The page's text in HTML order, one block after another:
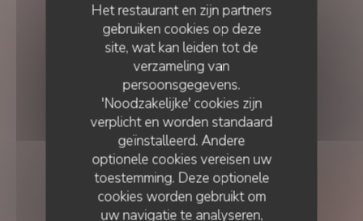
Het restaurant en zijn partners
gebruiken cookies op deze
site, wat kan leiden tot de
verzameling van
persoonsgegevens.
'Noodzakelijke' cookies zijn
verplicht en worden standaard
geïnstalleerd. Andere
optionele cookies vereisen uw
toestemming. Deze optionele
cookies worden gebruikt om
uw navigatie te analyseren,